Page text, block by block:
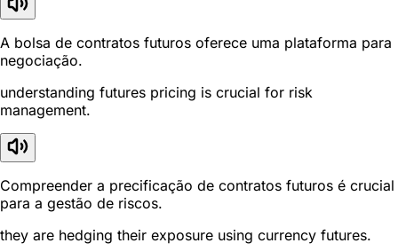
A bolsa de contratos futuros oferece uma plataforma para
negociação.
understanding futures pricing is crucial for risk
management.
Compreender a precificação de contratos futuros é crucial
para a gestão de riscos.
they are hedging their exposure using currency futures.